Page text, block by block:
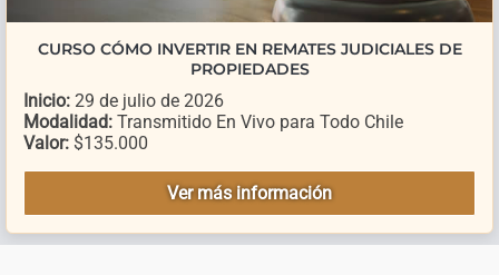
CURSO CÓMO INVERTIR EN REMATES JUDICIALES DE
PROPIEDADES
Inicio: 29 de julio de 2026
Modalidad: Transmitido En Vivo para Todo Chile
Valor: $135.000
Ver más información